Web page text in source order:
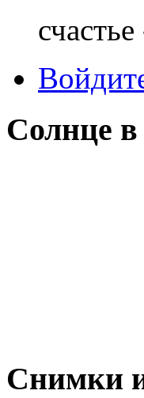
Солнце
Снимки